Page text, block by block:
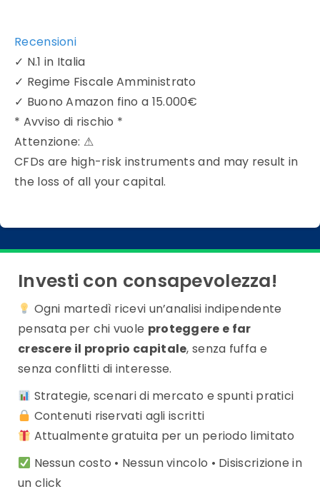
Recensioni
✓ N.1 in Italia
✓ Regime Fiscale Amministrato
✓ Buono Amazon fino a 15.000€
* Avviso di rischio *
Attenzione: ⚠
CFDs are high-risk instruments and may result in
the loss of all your capital.
Investi con consapevolezza!
Ogni martedì ricevi un’analisi indipendente
pensata per chi vuole proteggere e far
crescere il proprio capitale, senza fuffa e
senza conflitti di interesse.
Strategie, scenari di mercato e spunti pratici
Contenuti riservati agli iscritti
Attualmente gratuita per un periodo limitato
Nessun costo • Nessun vincolo • Disiscrizione in
un click